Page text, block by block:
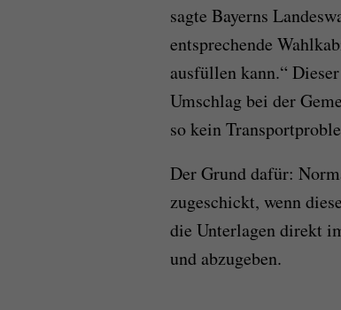
sagte Bayerns
entsprechende
ausfüllen kann.“
Umschlag bei der
so kein
Der Grund dafür:
zugeschickt, wenn
die Unterlagen direkt
und abzugeben.